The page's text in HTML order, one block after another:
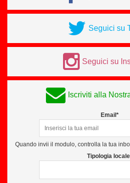
Seguici su
Seguici su
Iscriviti alla
Email*
Quando invii il modulo, controlla la tua
Tipologia